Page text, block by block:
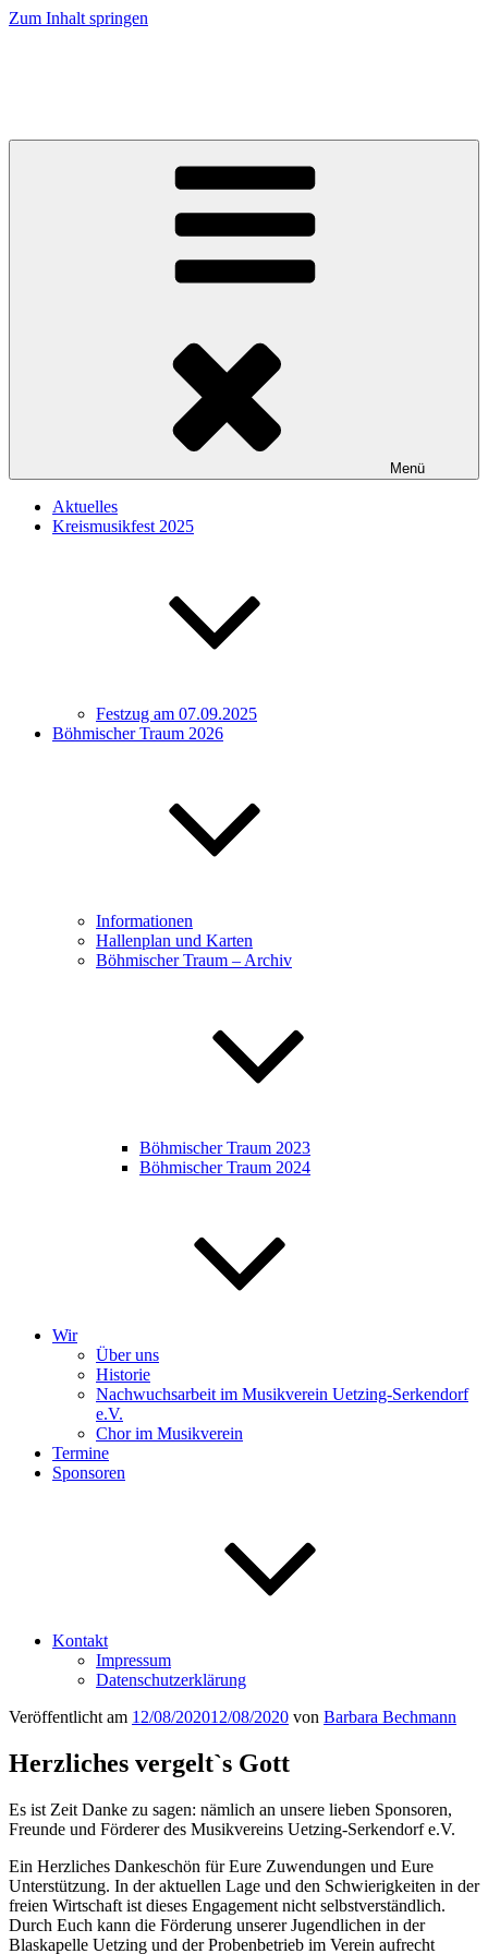
Zum Inhalt springen
Menü
Aktuelles
Kreismusikfest 2025
Festzug am 07.09.2025
Böhmischer Traum 2026
Informationen
Hallenplan und Karten
Böhmischer Traum – Archiv
Böhmischer Traum 2023
Böhmischer Traum 2024
Wir
Über uns
Historie
Nachwuchsarbeit im Musikverein Uetzing-Serkendorf
e.V.
Chor im Musikverein
Termine
Sponsoren
Kontakt
Impressum
Datenschutzerklärung
Veröffentlicht am 12/08/202012/08/2020 von Barbara Bechmann
Herzliches vergelt`s Gott
Es ist Zeit Danke zu sagen: nämlich an unsere lieben Sponsoren,
Freunde und Förderer des Musikvereins Uetzing-Serkendorf e.V.
Ein Herzliches Dankeschön für Eure Zuwendungen und Eure
Unterstützung. In der aktuellen Lage und den Schwierigkeiten in der
freien Wirtschaft ist dieses Engagement nicht selbstverständlich.
Durch Euch kann die Förderung unserer Jugendlichen in der
Blaskapelle Uetzing und der Probenbetrieb im Verein aufrecht